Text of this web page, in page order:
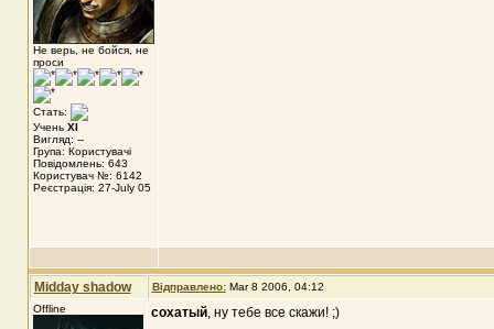
Не верь, не бойся, не
проси
Стать:
Учень XI
Вигляд: --
Група: Користувачі
Повідомлень: 643
Користувач №: 6142
Реєстрація: 27-July 05
Midday shadow Відправлено: Mar 8 2006, 04:12
Offline
сохатый, ну тебе все скажи! ;)